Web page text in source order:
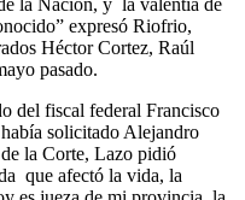
expresó Riofrio,
Héctor Cortez, Raúl
pasado.
del fiscal federal Francisco
solicitado Alejandro
la Corte, Lazo pidió
que afectó la vida, la